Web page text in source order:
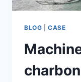
BLOG |CASE